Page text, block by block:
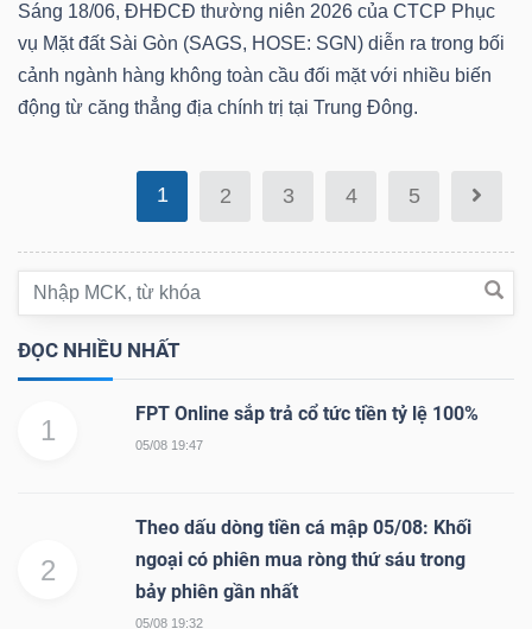
Sáng 18/06, ĐHĐCĐ thường niên 2026 của CTCP Phục
vụ Mặt đất Sài Gòn (SAGS, HOSE: SGN) diễn ra trong bối
cảnh ngành hàng không toàn cầu đối mặt với nhiều biến
động từ căng thẳng địa chính trị tại Trung Đông.
1 2 3 4 5
ĐỌC NHIỀU NHẤT
1
FPT Online sắp trả cổ tức tiền tỷ lệ 100%
05/08 19:47
2
Theo dấu dòng tiền cá mập 05/08: Khối
ngoại có phiên mua ròng thứ sáu trong
bảy phiên gần nhất
05/08 19:32
Bài
của
Báo
phân
(-)
(-)